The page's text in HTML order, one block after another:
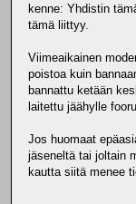
kenne: Yhdistin
tämä liittyy.
Viimeaikainen
poistoa kuin
bannattu ketään
laitettu jäähylle
Jos huomaat
jäseneltä tai joltain
kautta siitä menee